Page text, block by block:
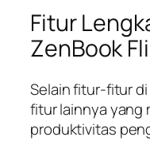
Fitur
ZenBook
Selain fitur-fitur
fitur lainnya yang
produktivitas